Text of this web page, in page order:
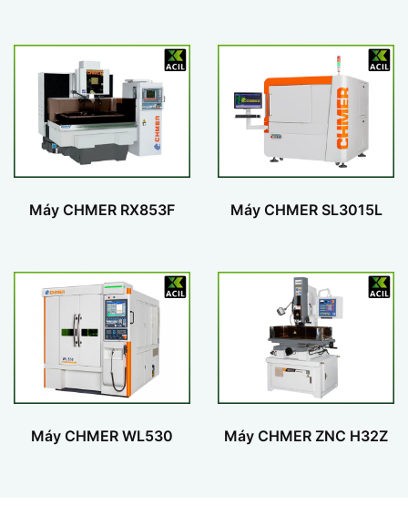
Máy CHMER RX853F Máy CHMER SL3015L
Máy CHMER WL530 Máy CHMER ZNC H32Z